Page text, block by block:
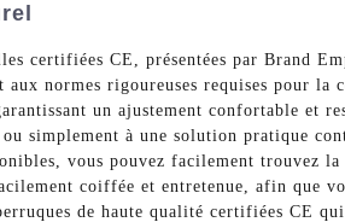
certifiées CE, présentées par Brand
normes rigoureuses requises pour la
un ajustement confortable et
simplement à une solution pratique
vous pouvez facilement trouvez la
coiffée et entretenue, afin que
de haute qualité certifiées CE qui